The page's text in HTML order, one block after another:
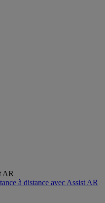
AR
à distance avec Assist AR